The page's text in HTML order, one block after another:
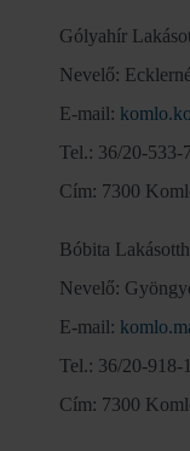
Gólyahír
Nevelő:
E-mail:
Tel.: 36/20-533-
Cím: 7300
Bóbita
Nevelő:
E-mail:
Tel.: 36/20-918-
Cím: 7300